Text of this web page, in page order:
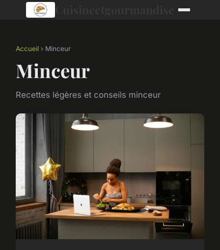
Accueil › Minceur
Minceur
Recettes légères et conseils minceur